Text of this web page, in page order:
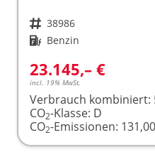
Fahrzeugnr. 38986
Kraftstoff Benzin
23.145,– €
incl. 19% MwSt.
Verbrauch kombiniert:
CO2-Klasse: D
CO2-Emissionen: